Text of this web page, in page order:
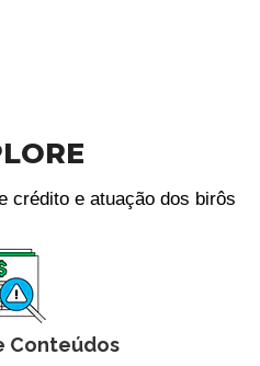
crédito e atuação dos birôs
Conteúdos